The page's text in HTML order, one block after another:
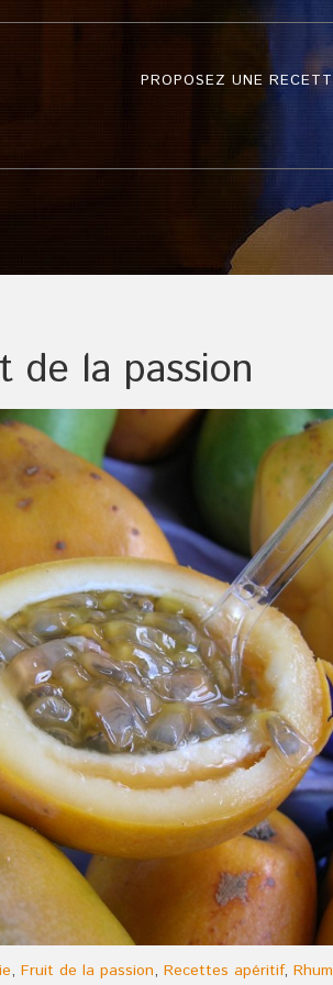
PROPOSEZ UNE
la passion
, Fruit de la passion, Recettes apéritif, Rhum